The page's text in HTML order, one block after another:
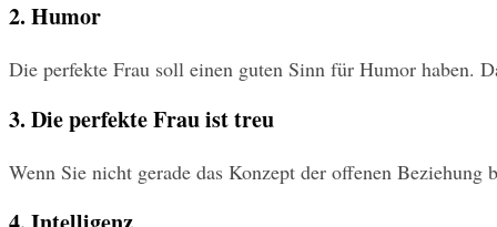
2. Humor
Die perfekte Frau soll einen guten Sinn für Humor haben.
3. Die perfekte Frau ist treu
Wenn Sie nicht gerade das Konzept der offenen